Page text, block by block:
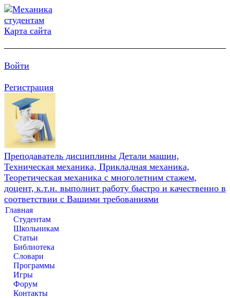
Карта сайта
Войти
Регистрация
Преподаватель дисциплины Детали машин,
Техническая механика, Прикладная механика,
Теоретическая механика с многолетним стажем,
доцент, к.т.н. выполнит работу быстро и качественно в
соответствии с Вашими требованиями
Главная
Студентам
Школьникам
Статьи
Библиотека
Словари
Программы
Игры
Форум
Контакты